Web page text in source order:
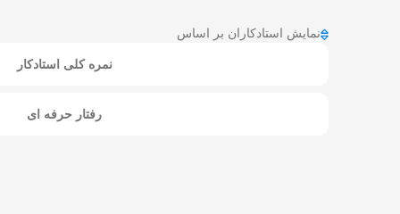
نمایش استادکاران بر اساس
نمره کلی استادکار
رفتار حرفه ای